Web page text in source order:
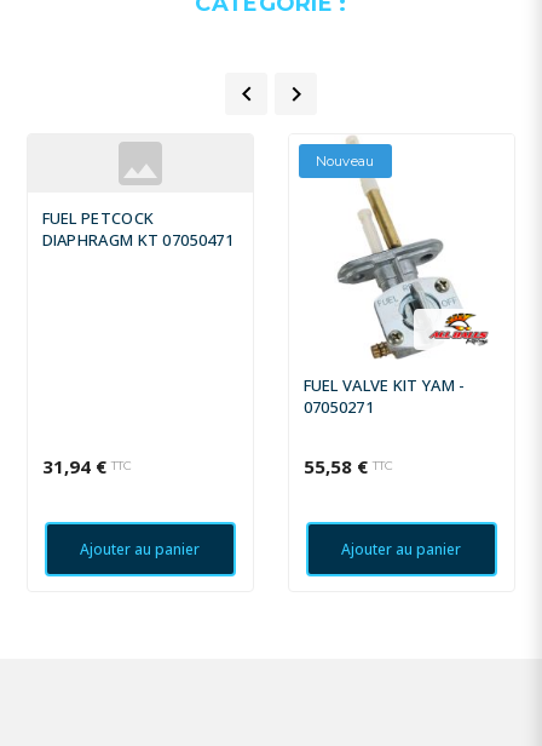
 
FUEL PETCOCK
DIAPHRAGM KT 07050471
31,94 € TTC
Ajouter au panier
Nouveau
FUEL VALVE KIT YAM -
07050271
55,58 € TTC
Ajouter au panier